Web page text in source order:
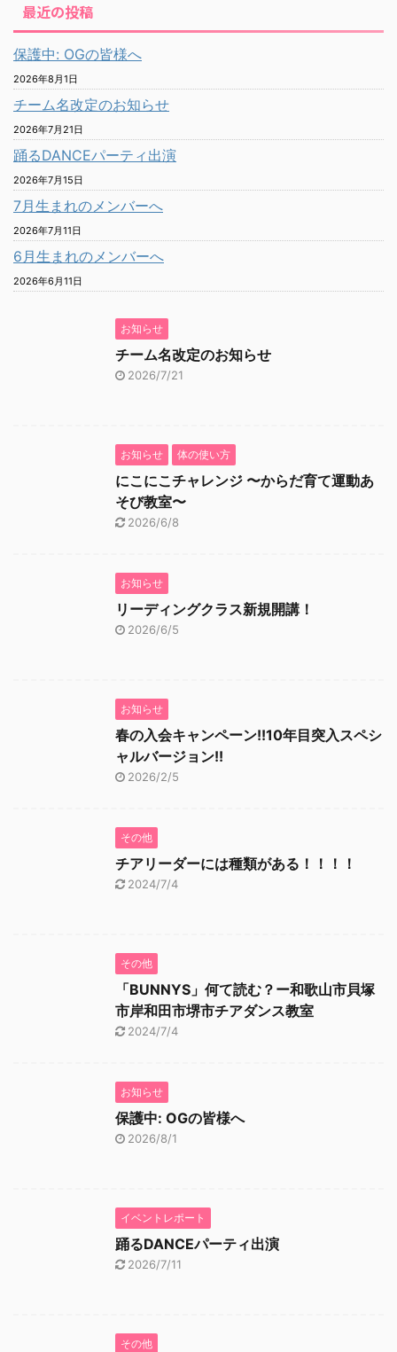
最近の投稿
保護中: OGの皆様へ
2026年8月1日
チーム名改定のお知らせ
2026年7月21日
踊るDANCEパーティ出演
2026年7月15日
7月生まれのメンバーへ
2026年7月11日
6月生まれのメンバーへ
2026年6月11日
お知らせ
チーム名改定のお知らせ
2026/7/21
お知らせ 体の使い方
にこにこチャレンジ 〜からだ育て運動あ
そび教室〜
2026/6/8
お知らせ
リーディングクラス新規開講！
2026/6/5
お知らせ
春の入会キャンペーン!!10年目突入スペシ
ャルバージョン!!
2026/2/5
その他
チアリーダーには種類がある！！！！
2024/7/4
その他
「BUNNYS」何て読む？ー和歌山市貝塚
市岸和田市堺市チアダンス教室
2024/7/4
お知らせ
保護中: OGの皆様へ
2026/8/1
イベントレポート
踊るDANCEパーティ出演
2026/7/11
その他